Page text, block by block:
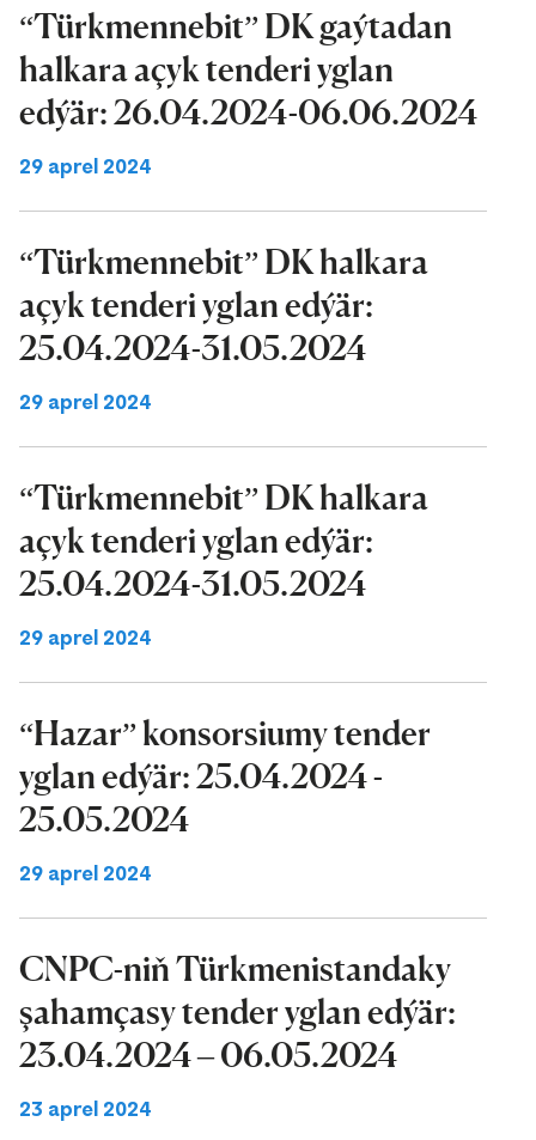
“Türkmennebit” DK gaýtadan
halkara açyk tenderi yglan
edýär: 26.04.2024-06.06.2024
29 aprel 2024
“Türkmennebit” DK halkara
açyk tenderi yglan edýär:
25.04.2024-31.05.2024
29 aprel 2024
“Türkmennebit” DK halkara
açyk tenderi yglan edýär:
25.04.2024-31.05.2024
29 aprel 2024
“Hazar” konsorsiumy tender
yglan edýär: 25.04.2024 -
25.05.2024
29 aprel 2024
CNPC-niň Türkmenistandaky
şahamçasy tender yglan edýär:
23.04.2024 – 06.05.2024
23 aprel 2024